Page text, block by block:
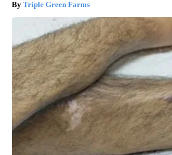
Triple Green Farms